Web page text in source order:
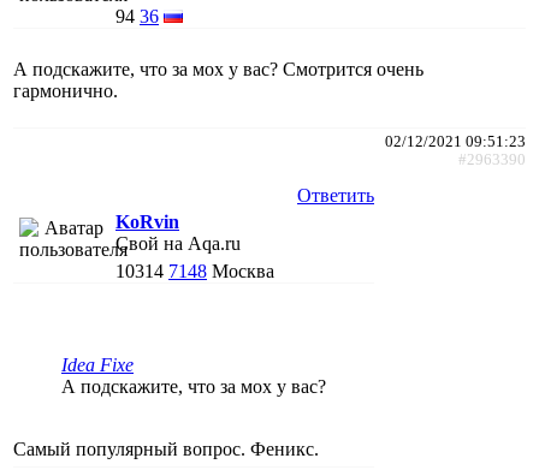
94 36
А подскажите, что за мох у вас? Смотрится очень
гармонично.
02/12/2021 09:51:23
#2963390
Ответить
KoRvin
Свой на Aqa.ru
10314 7148 Москва
Idea Fixe
А подскажите, что за мох у вас?
Самый популярный вопрос. Феникс.